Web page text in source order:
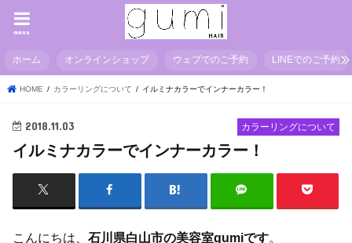
menu
ホーム オンラインショップ ウェブでのご予約 LINEでのご予約
HOME カラーリングについて イルミナカラーでインナーカラー！
カラーリングについて
2018.11.03
イルミナカラーでインナーカラー！
こんにちは、石川県白山市の美容室gumiです。